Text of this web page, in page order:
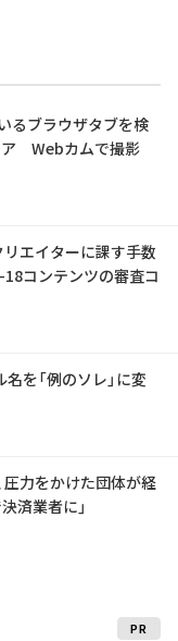
るブラウザタブを検
ア Webカムで撮影
リエイターに課す手数
コンテンツの審査コ
名を「例のソレ」に変
力をかけた団体が経
済業者に」
PR